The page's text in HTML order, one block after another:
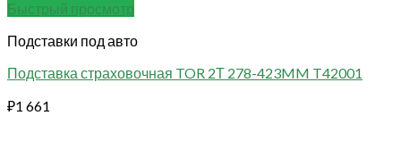
Быстрый просмотр
Подставки под авто
Подставка страховочная TOR 2Т 278-423MM T42001
₽1 661